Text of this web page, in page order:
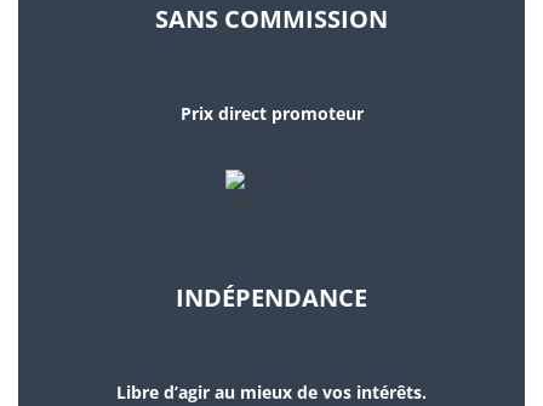
SANS COMMISSION
Prix direct promoteur
INDÉPENDANCE
Libre d’agir au mieux de vos intérêts.